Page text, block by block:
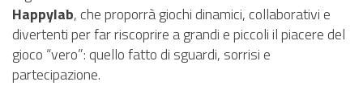
Happylab, che proporrà giochi dinamici, collaborativi e
divertenti per far riscoprire a grandi e piccoli il piacere del
gioco “vero”: quello fatto di sguardi, sorrisi e
partecipazione.